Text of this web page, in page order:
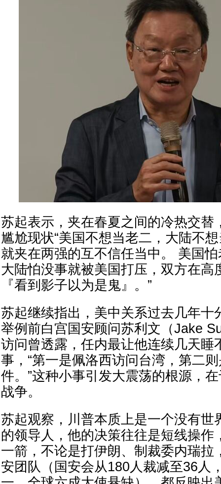
苏起表示，夹在春夏之间的冷热交替
尴尬现状“美国不想当老二，大陆不
就夹在两强的互不信任当中。 美国
大陆怕没事就被美国打压，双方在高
『看到影子以为是鬼』。”
苏起继续指出，美中关系过去几年十
举例前白宫国安顾问苏利文（Jake
访问曾透露，任内最让他连续几天睡
事，“第一是佩洛西访问台湾，第二
件。”这种小事引发大震荡的根源，
战争。
苏起观察，川普本质上是一个没有世
的领导人，他的决策往往是短线操作
一箭，不论是打伊朗、制裁委内瑞拉
安团队（国安会从180人裁减至36人